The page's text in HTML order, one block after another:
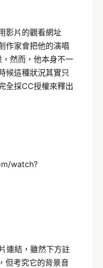
影片的觀看網址
作家會把他的演唱
然而，他本身不一
候這種狀況其實只
全採CC授權來釋出
watch?
連結，雖然下方註
但考究它的背景音